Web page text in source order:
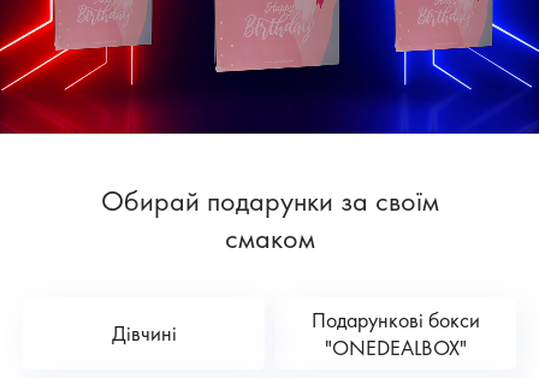
Обирай подарунки за своїм
смаком
Дівчині
Подарункові бокси
"ONEDEALBOX"